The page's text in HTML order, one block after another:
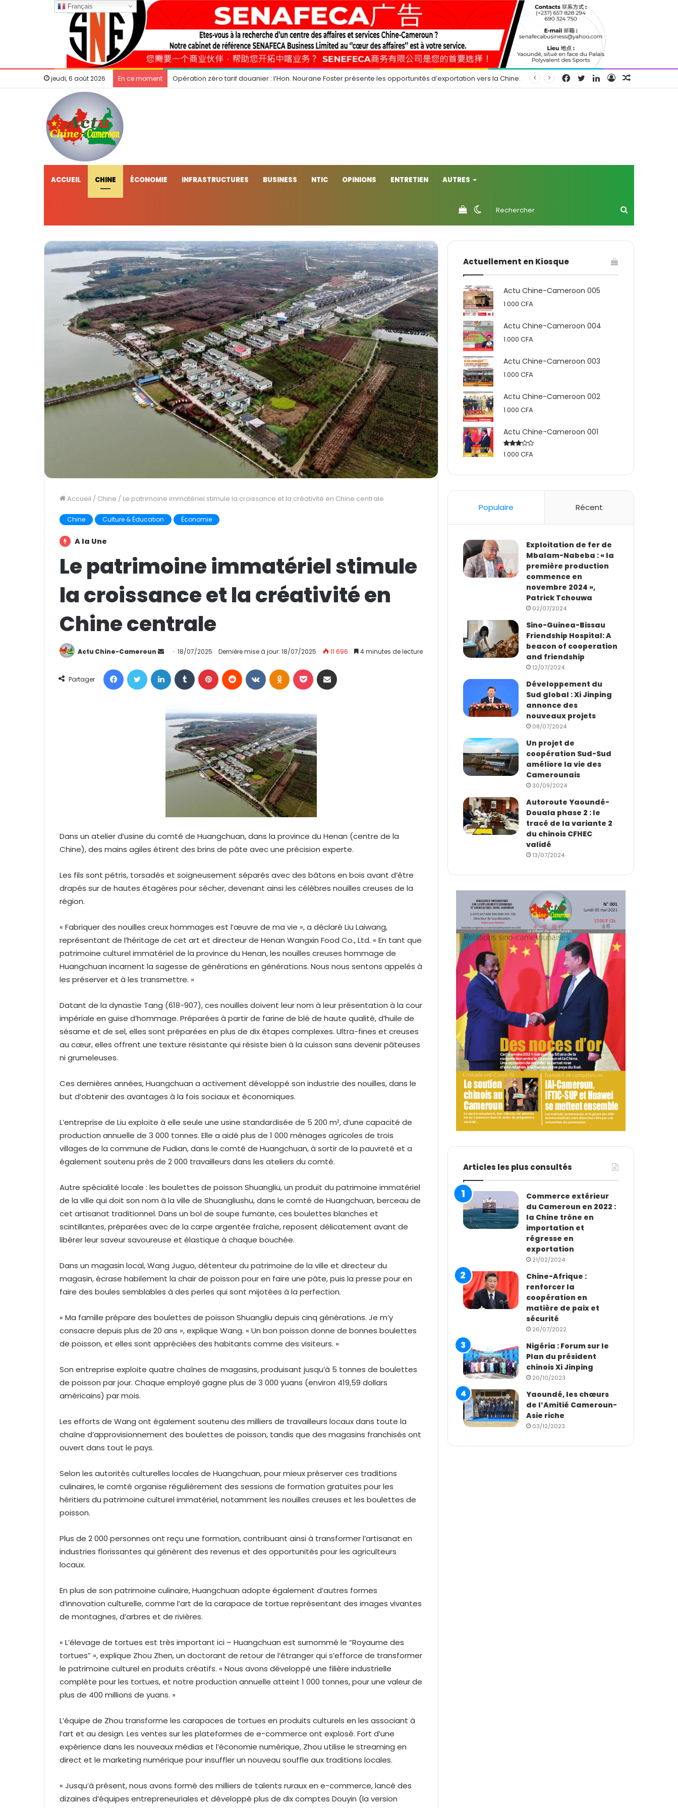
jeudi, 6 août 2026 En ce moment Opération zéro tarif douanier : l’Hon. Nourane Foster présente les opportunités d’exportation vers la Chine. Connexion
Linkedin
Twitter
Facebook
ACCUEIL CHINE ÉCONOMIE INFRASTRUCTURES BUSINESS NTIC OPINIONS ENTRETIEN AUTRES
Switch
skin
Voir
votre
Accueil / Chine / Le patrimoine immatériel stimule la croissance et la créativité en Chine centrale
Chine Culture & Éducation Économie
A la Une
Le patrimoine immatériel stimule
la croissance et la créativité en
Chine centrale
Actu Chine-Cameroun
o
e
o
e
18/07/2025 Dernière mise à jour: 18/07/2025 11 696 4 minutes de lecture
Partager
Dans un atelier d’usine du comté de Huangchuan, dans la province du Henan (centre de la
Chine), des mains agiles étirent des brins de pâte avec une précision experte.
Les fils sont pétris, torsadés et soigneusement séparés avec des bâtons en bois avant d’être
drapés sur de hautes étagères pour sécher, devenant ainsi les célèbres nouilles creuses de la
région.
« Fabriquer des nouilles creux hommages est l’œuvre de ma vie », a déclaré Liu Laiwang,
représentant de l’héritage de cet art et directeur de Henan Wangxin Food Co., Ltd. « En tant que
patrimoine culturel immatériel de la province du Henan, les nouilles creuses hommage de
Huangchuan incarnent la sagesse de générations en générations. Nous nous sentons appelés à
les préserver et à les transmettre. »
Datant de la dynastie Tang (618-907), ces nouilles doivent leur nom à leur présentation à la cour
impériale en guise d’hommage. Préparées à partir de farine de blé de haute qualité, d’huile de
sésame et de sel, elles sont préparées en plus de dix étapes complexes. Ultra-fines et creuses
au cœur, elles offrent une texture résistante qui résiste bien à la cuisson sans devenir pâteuses
ni grumeleuses.
Ces dernières années, Huangchuan a activement développé son industrie des nouilles, dans le
but d’obtenir des avantages à la fois sociaux et économiques.
L’entreprise de Liu exploite à elle seule une usine standardisée de 5 200 m², d’une capacité de
production annuelle de 3 000 tonnes. Elle a aidé plus de 1 000 ménages agricoles de trois
villages de la commune de Fudian, dans le comté de Huangchuan, à sortir de la pauvreté et a
également soutenu près de 2 000 travailleurs dans les ateliers du comté.
Autre spécialité locale : les boulettes de poisson Shuangliu, un produit du patrimoine immatériel
de la ville qui doit son nom à la ville de Shuangliushu, dans le comté de Huangchuan, berceau de
cet artisanat traditionnel. Dans un bol de soupe fumante, ces boulettes blanches et
scintillantes, préparées avec de la carpe argentée fraîche, reposent délicatement avant de
libérer leur saveur savoureuse et élastique à chaque bouchée.
Dans un magasin local, Wang Juguo, détenteur du patrimoine de la ville et directeur du
magasin, écrase habilement la chair de poisson pour en faire une pâte, puis la presse pour en
faire des boules semblables à des perles qui sont mijotées à la perfection.
« Ma famille prépare des boulettes de poisson Shuangliu depuis cinq générations. Je m’y
consacre depuis plus de 20 ans », explique Wang. « Un bon poisson donne de bonnes boulettes
de poisson, et elles sont appréciées des habitants comme des visiteurs. »
Son entreprise exploite quatre chaînes de magasins, produisant jusqu’à 5 tonnes de boulettes
de poisson par jour. Chaque employé gagne plus de 3 000 yuans (environ 419,59 dollars
américains) par mois.
Les efforts de Wang ont également soutenu des milliers de travailleurs locaux dans toute la
chaîne d’approvisionnement des boulettes de poisson, tandis que des magasins franchisés ont
ouvert dans tout le pays.
Selon les autorités culturelles locales de Huangchuan, pour mieux préserver ces traditions
culinaires, le comté organise régulièrement des sessions de formation gratuites pour les
héritiers du patrimoine culturel immatériel, notamment les nouilles creuses et les boulettes de
poisson.
Plus de 2 000 personnes ont reçu une formation, contribuant ainsi à transformer l’artisanat en
industries florissantes qui génèrent des revenus et des opportunités pour les agriculteurs
locaux.
En plus de son patrimoine culinaire, Huangchuan adopte également d’autres formes
d’innovation culturelle, comme l’art de la carapace de tortue représentant des images vivantes
de montagnes, d’arbres et de rivières.
« L’élevage de tortues est très important ici – Huangchuan est surnommé le “Royaume des
tortues” », explique Zhou Zhen, un doctorant de retour de l’étranger qui s’efforce de transformer
le patrimoine culturel en produits créatifs. « Nous avons développé une filière industrielle
complète pour les tortues, et notre production annuelle atteint 1 000 tonnes, pour une valeur de
plus de 400 millions de yuans. »
L’équipe de Zhou transforme les carapaces de tortues en produits culturels en les associant à
l’art et au design. Les ventes sur les plateformes de e-commerce ont explosé. Fort d’une
expérience dans les nouveaux médias et l’économie numérique, Zhou utilise le streaming en
direct et le marketing numérique pour insuffler un nouveau souffle aux traditions locales.
« Jusqu’à présent, nous avons formé des milliers de talents ruraux en e-commerce, lancé des
dizaines d’équipes entrepreneuriales et développé plus de dix comptes Douyin (la version
Actuellement en Kiosque
Actu Chine-Cameroon 005
1.000CFA
Actu Chine-Cameroon 004
1.000CFA
Actu Chine-Cameroon 003
1.000CFA
Actu Chine-Cameroon 002
1.000CFA
Actu Chine-Cameroon 001
Rated
1.000CFA
Populaire Récent
Exploitation de fer de
Mbalam-Nabeba : « la
première production
commence en
novembre 2024 »,
Patrick Tchouwa
02/07/2024
Sino-Guinea-Bissau
Friendship Hospital: A
beacon of cooperation
and friendship
12/07/2024
Développement du
Sud global : Xi Jinping
annonce des
nouveaux projets
08/07/2024
Un projet de
coopération Sud-Sud
améliore la vie des
Camerounais
30/09/2024
Autoroute Yaoundé-
Douala phase 2 : le
tracé de la variante 2
du chinois CFHEC
validé
13/07/2024
Articles les plus consultés
Commerce extérieur
du Cameroun en 2022 :
la Chine trône en
importation et
régresse en
exportation
21/02/2024
Chine-Afrique :
renforcer la
coopération en
matière de paix et
sécurité
26/07/2022
Nigéria : Forum sur le
Plan du président
chinois Xi Jinping
20/10/2023
Yaoundé, les chœurs
de l’Amitié Cameroun-
Asie riche
03/12/2023
Français